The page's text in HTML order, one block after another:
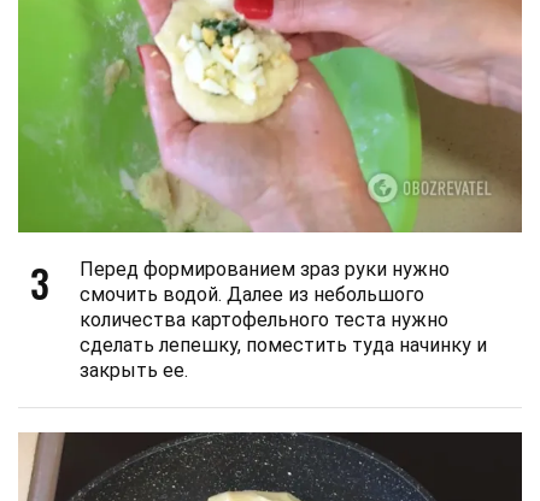
3
Перед формированием зраз руки нужно
смочить водой. Далее из небольшого
количества картофельного теста нужно
сделать лепешку, поместить туда начинку и
закрыть ее.